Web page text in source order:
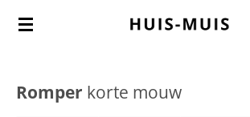
Ga
deRomper korte mouw